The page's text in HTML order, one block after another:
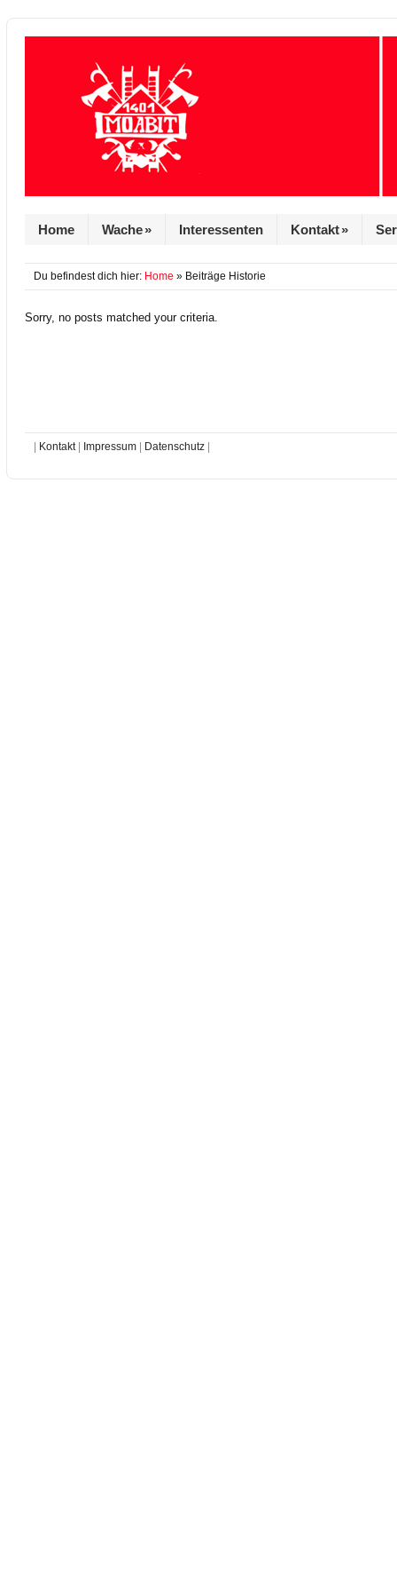
Home Wache» Interessenten Kontakt»
Du befindest dich hier: Home » Beiträge Historie
Sorry, no posts matched your criteria.
Kontakt| Impressum| Datenschutz|